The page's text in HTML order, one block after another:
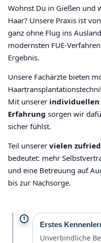
Wohnst Du in Gießen und
Haar? Unsere Praxis ist
ganz ohne Flug ins
modernsten FUE-
Ergebnis.
Unsere Fachärzte bieten
Mit unserer individuellen
Erfahrung sorgen wir
sicher fühlst.
Teil unserer vielen
bedeutet: mehr
und eine Betreuung auf
bis zur Nachsorge.
1
Erstes
Unverbindliche